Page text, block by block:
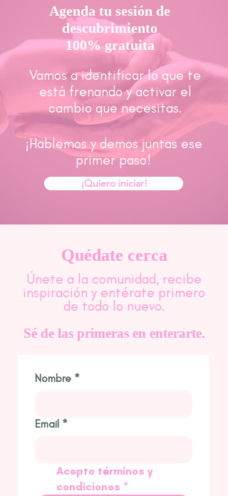
Agenda tu sesión de
descubrimiento
100% gratuita
Vamos a identificar lo que te
está frenando y activar el
cambio que necesitas.
¡Hablemos y demos juntas ese
primer paso!
¡Quiero iniciar!
Quédate cerca
Únete a la comunidad, recibe
inspiración y entérate primero
de todo lo nuevo.
Séde las primeras en enterarte.
Nombre *
Email *
Acepto términos y
condiciones *